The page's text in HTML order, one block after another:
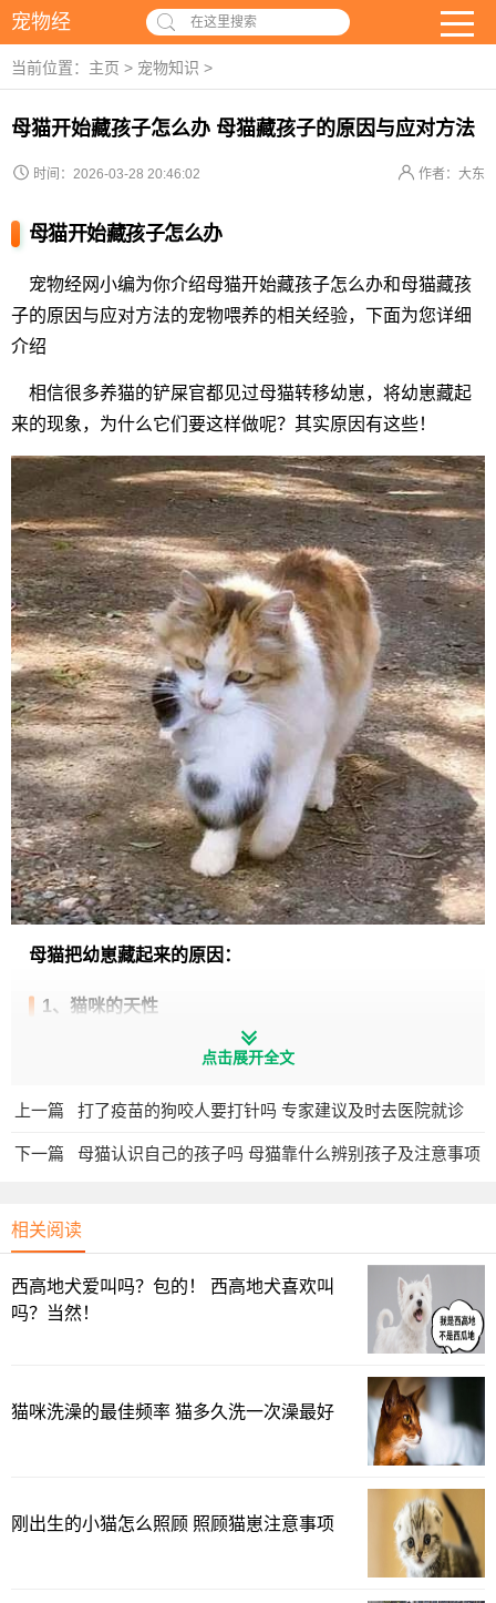
宠物经 在这里搜索
当前位置： 主页 > 宠物知识 >
母猫开始藏孩子怎么办 母猫藏孩子的原因与应对方法
时间：2026-03-28 20:46:02 作者：大东
母猫开始藏孩子怎么办
宠物经网小编为你介绍母猫开始藏孩子怎么办和母猫藏孩
子的原因与应对方法的宠物喂养的相关经验，下面为您详细
介绍
相信很多养猫的铲屎官都见过母猫转移幼崽，将幼崽藏起
来的现象，为什么它们要这样做呢？其实原因有这些！
母猫把幼崽藏起来的原因：
1、猫咪的天性
猫咪在野外生存的时候，在临近生产时，母猫会找一个安
活一个月左右。
一个月后，当幼崽慢慢长出牙齿后，母猫就会让它尝试吃
教幼崽一些基本的捕猎技能。
虽然现在家养的猫咪都有铲屎官给它们提供食物，但是大
多数猫咪都保留了这一天性，所以有时候母猫转移幼崽，其
点击展开全文
上一篇 打了疫苗的狗咬人要打针吗 专家建议及时去医院就诊
下一篇 母猫认识自己的孩子吗 母猫靠什么辨别孩子及注意事项
相关阅读
西高地犬爱叫吗？包的！ 西高地犬喜欢叫
吗？当然！
猫咪洗澡的最佳频率 猫多久洗一次澡最好
刚出生的小猫怎么照顾 照顾猫崽注意事项